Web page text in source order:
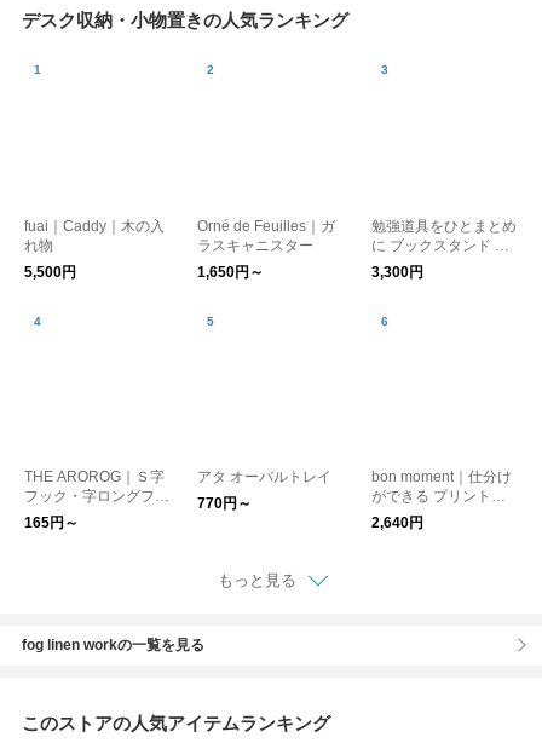
デスク収納・小物置きの人気ランキング
fuai｜Caddy｜木の入
れ物
5,500円
Orné de Feuilles｜ガ
ラスキャニスター
1,650円～
勉強道具をひとまとめ
に ブックスタンド 卓
上 収納ボックス 組立
不要
3,300円
THE AROROG｜Ｓ字
フック・字ロングフッ
ク・ラウンドフック
165円～
アタ オーバルトレイ
770円～
bon moment｜仕分け
ができる プリント収
納ポケット ウォール
／ ウォールポケット
2,640円
もっと見る
fog linen workの一覧を見る
このストアの人気アイテムランキング